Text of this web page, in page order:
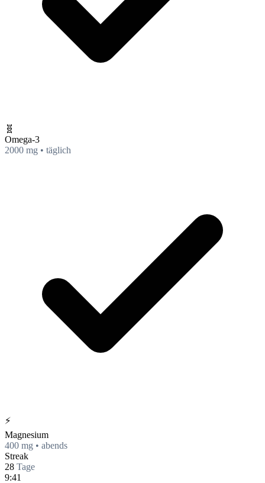
🧬
Omega-3
2000 mg • täglich
⚡
Magnesium
400 mg • abends
Streak
28 Tage
9:41